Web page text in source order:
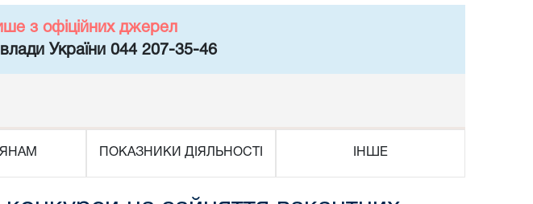
з офіційних джерел
України 044 207-35-46
ПОКАЗНИКИ ДІЯЛЬНОСТІ ІНШЕ